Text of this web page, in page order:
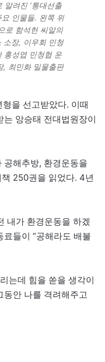
알려진 ‘통대선출
요 인물들. 왼쪽 위
로 함석헌 씨알의
소장, 이우회 민청
홍성엽 민청협 운
, 최민화 밀물출판
을 선고받았다. 이때
앙승태 전대법원장이
공해추방, 환경운동을
250권을 읽었다. 4년
내가 환경운동을 하겠
들이 “공해라도 배불
는데 힘을 쏟을 생각이
동안 나를 격려해주고